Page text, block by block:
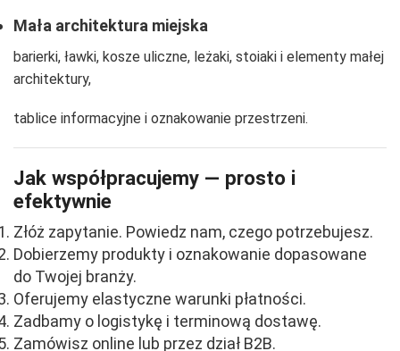
Mała architektura miejska
barierki, ławki, kosze uliczne, leżaki, stoiaki i elementy małej
architektury,
tablice informacyjne i oznakowanie przestrzeni.
Jak współpracujemy — prosto i
efektywnie
Złóż zapytanie. Powiedz nam, czego potrzebujesz.
Dobierzemy produkty i oznakowanie dopasowane
do Twojej branży.
Oferujemy elastyczne warunki płatności.
Zadbamy o logistykę i terminową dostawę.
Zamówisz online lub przez dział B2B.